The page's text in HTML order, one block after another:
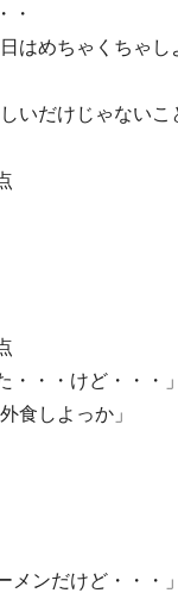
・
はめちゃくちゃし
いだけじゃない
・・けど・・・」
食しよっか」
ンだけど・・・」